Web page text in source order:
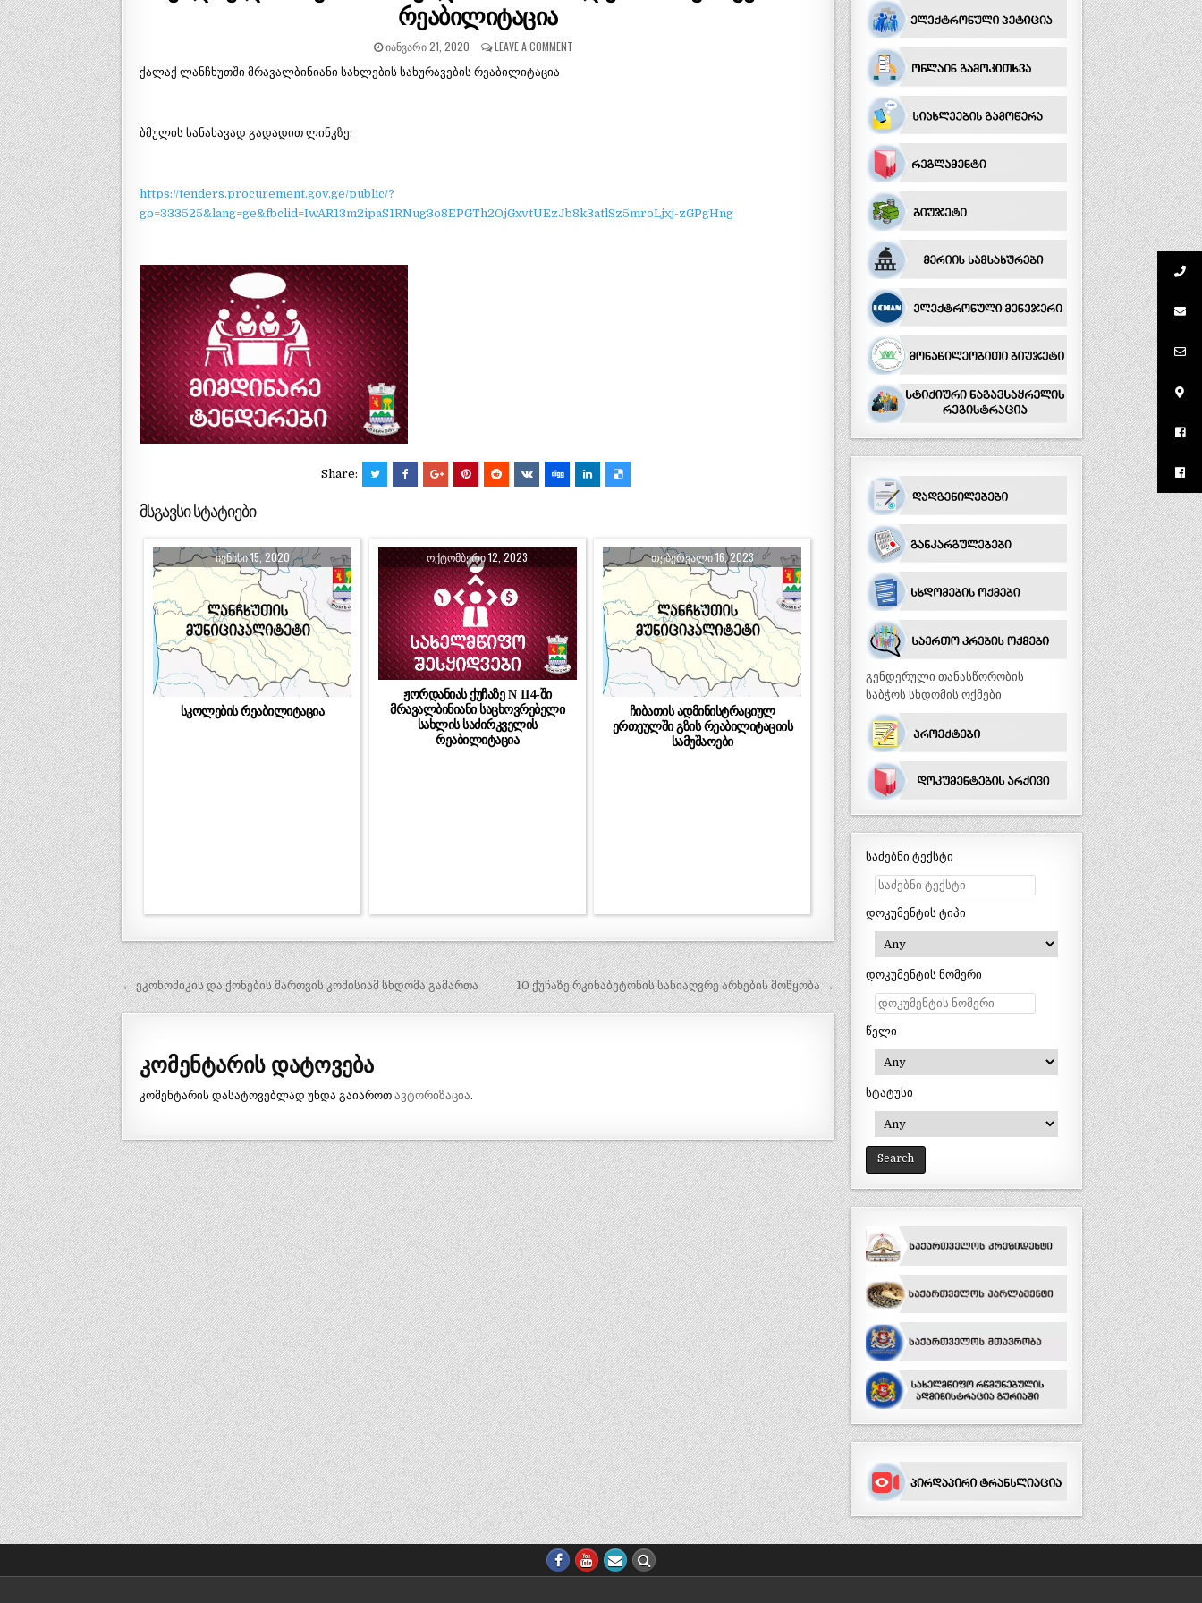
რეაბილიტაცია
ᲘᲐᲜᲕᲐᲠᲘ 21, 2020 LEAVE A COMMENT
ქალაქ ლანჩხუთში მრავალბინიანი სახლების სახურავების რეაბილიტაცია
ბმულის სანახავად გადადით ლინკზე:
https://tenders.procurement.gov.ge/public/?
go=333525&lang=ge&fbclid=IwAR13m2ipaS1RNug3o8EPGTh2OjGxvtUEzJb8k3atlSz5mroLjxj-zGPgHng
Share:
მსგავსი სტატიები
ᲘᲕᲜᲘᲡᲘ 15, 2020
სკოლების რეაბილიტაცია
ᲝᲥᲢᲝᲛᲑᲔᲠᲘ 12, 2023
ჟორდანიას ქუჩაზე N 114-ში
მრავალბინიანი საცხოვრებელი
სახლის საძირკველის
რეაბილიტაცია
ᲗᲔᲑᲔᲠᲕᲐᲚᲘ 16, 2023
ჩიბათის ადმინისტრაციულ
ერთეულში გზის რეაბილიტაციის
სამუშაოები
პოსტის
ნავიგაცია
← ეკონომიკის და ქონების მართვის კომისიამ სხდომა გამართა 10 ქუჩაზე რკინაბეტონის სანიაღვრე არხების მოწყობა →
კომენტარის დატოვება
კომენტარის დასატოვებლად უნდა გაიაროთავტორიზაცია.
გენდერული თანასწორობის
საბჭოს სხდომის ოქმები
საძებნი ტექსტი
დოკუმენტის ტიპი
დოკუმენტის ნომერი
წელი
სტატუსი